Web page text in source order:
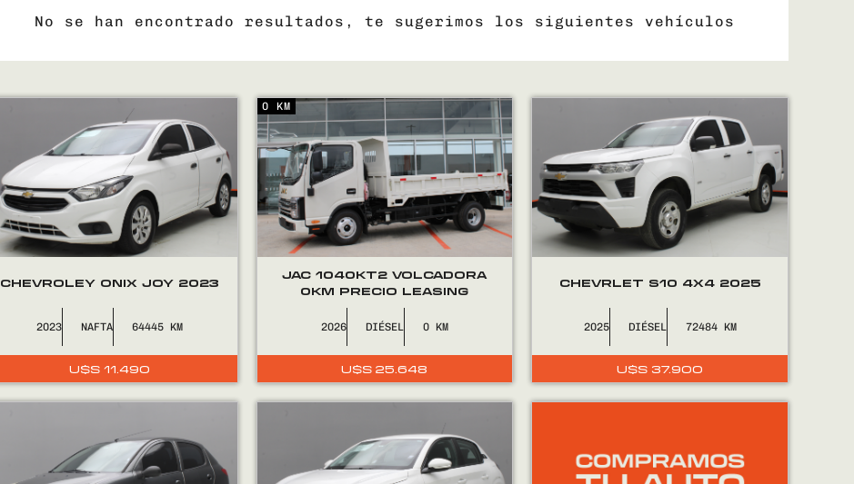
No se han encontrado resultados, te sugerimos los siguientes vehículos
CHEVROLEY ONIX JOY 2023
2023 NAFTA 64445
U$S 11.490
JAC 1040KT2 VOLCADORA
0KM PRECIO LEASING
2026 DIÉSEL 0
U$S25.648
0 KM
CHEVRLET S10 4X4 2025
2025 DIÉSEL 72484
U$S 37.900